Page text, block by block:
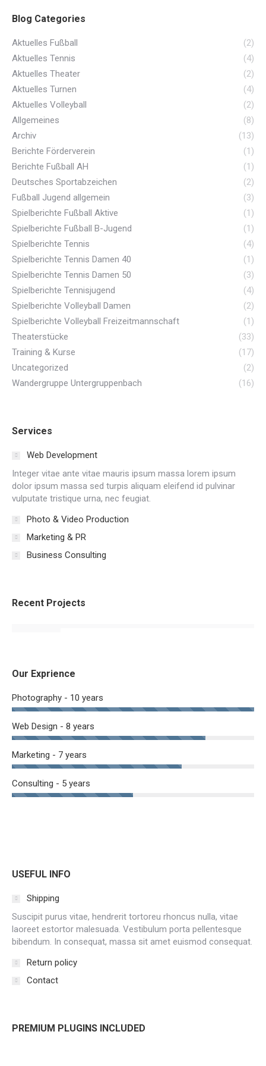
Blog Categories
Aktuelles Fußball
(2)
Aktuelles Tennis
(4)
Aktuelles Theater
(2)
Aktuelles Turnen
(4)
Aktuelles Volleyball
(2)
Allgemeines
(8)
Archiv
(13)
Berichte Förderverein
(1)
Berichte Fußball AH
(1)
Deutsches Sportabzeichen
(2)
Fußball Jugend allgemein
(3)
Spielberichte Fußball Aktive
(1)
Spielberichte Fußball B-Jugend
(1)
Spielberichte Tennis
(4)
Spielberichte Tennis Damen 40
(1)
Spielberichte Tennis Damen 50
(3)
Spielberichte Tennisjugend
(4)
Spielberichte Volleyball Damen
(2)
Spielberichte Volleyball Freizeitmannschaft
(1)
Theaterstücke
(33)
Training & Kurse
(17)
Uncategorized
(2)
Wandergruppe Untergruppenbach
(16)
Services
Web Development
Integer vitae ante vitae mauris ipsum massa lorem ipsum
dolor ipsum massa sed turpis aliquam eleifend id pulvinar
vulputate tristique urna, nec feugiat.
Photo & Video Production
Marketing & PR
Business Consulting
Recent Projects
Our Exprience
Photography - 10 years
Web Design - 8 years
Marketing - 7 years
Consulting - 5 years
USEFUL INFO
Shipping
Suscipit purus vitae, hendrerit tortoreu rhoncus nulla, vitae
laoreet estortor malesuada. Vestibulum porta pellentesque
bibendum. In consequat, massa sit amet euismod consequat.
Return policy
Contact
PREMIUM PLUGINS INCLUDED